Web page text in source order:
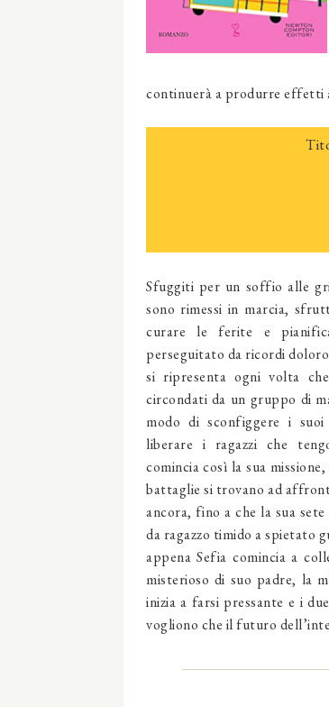
continuerà a produrre effetti
Sfuggiti per un soffio alle
sono rimessi in marcia,
curare le ferite e
perseguitato da ricordi
si ripresenta ogni volta
circondati da un gruppo di
modo di sconfiggere i
liberare i ragazzi che
comincia così la sua
battaglie si trovano ad
ancora, fino a che la sua
da ragazzo timido a spietato
appena Sefia comincia a
misterioso di suo padre, la
inizia a farsi pressante e i
vogliono che il futuro